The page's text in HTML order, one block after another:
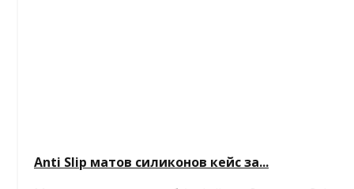
Anti Slip матов силиконов кейс за...